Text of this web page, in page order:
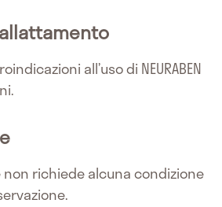
all’uso di NEURABEN
non richiede alcuna condizione